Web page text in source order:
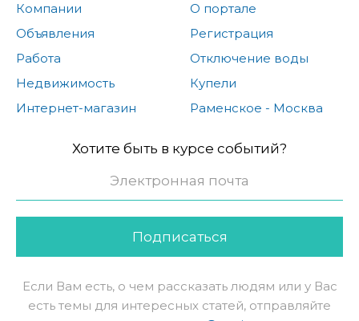
Компании
Объявления
Работа
Недвижимость
Интернет-магазин
О портале
Регистрация
Отключение воды
Купели
Раменское - Москва
Хотите быть в курсе событий?
Подписаться
Если Вам есть, о чем рассказать людям или у Вас
есть темы для интересных статей, отправляйте